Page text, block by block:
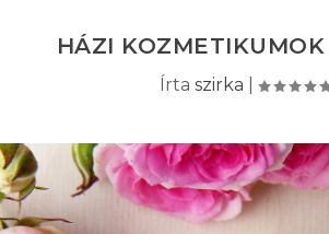
HÁZI KOZMETIKUMOK
Írta szirka